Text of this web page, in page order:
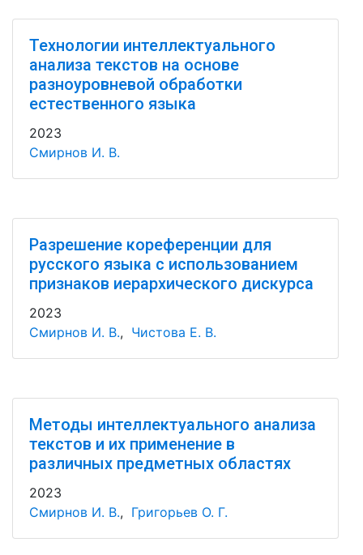
Технологии интеллектуального
анализа текстов на основе
разноуровневой обработки
естественного языка
2023
Смирнов И. В.
Разрешение кореференции для
русского языка с использованием
признаков иерархического дискурса
2023
Смирнов И. В., Чистова Е. В.
Методы интеллектуального анализа
текстов и их применение в
различных предметных областях
2023
Смирнов И. В., Григорьев О. Г.